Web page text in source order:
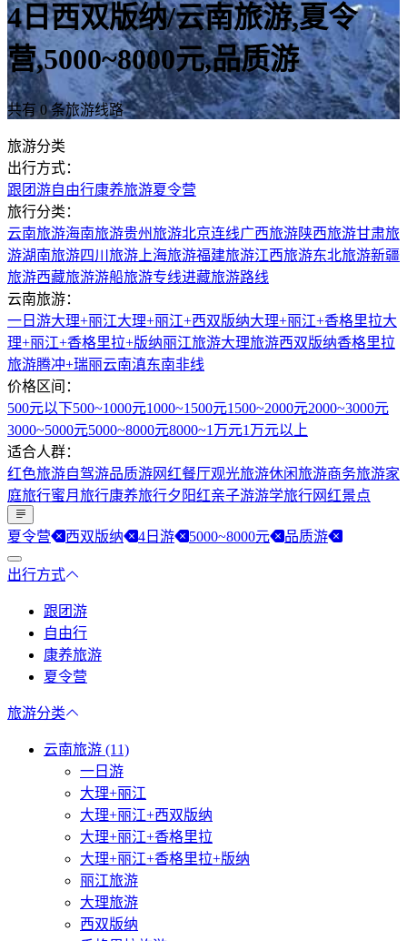
4日西双版纳/云南旅游,夏令
营,5000~8000元,品质游
共有 0 条旅游线路
旅游分类
出行方式：
跟团游自由行康养旅游夏令营
旅行分类：
云南旅游海南旅游贵州旅游北京连线广西旅游陕西旅游甘肃旅
游湖南旅游四川旅游 上海旅游福建旅游江西旅游东北旅游新疆
旅游西藏旅游游船旅游专线进藏旅游路线
云南旅游：
一日游大理+丽江大理+丽江+西双版纳大理+丽江+香格里拉大
理+丽江+香格里拉+版纳丽江旅游大理旅游西双版纳香格里拉
旅游腾冲+瑞丽云南滇东南非线
价格区间：
500元以下500~1000元1000~1500元1500~2000元2000~3000元
3000~5000元5000~8000元8000~1万元1万元以上
适合人群：
红色旅游自驾游品质游网红餐厅观光旅游休闲旅游商务旅游家
庭旅行蜜月旅行康养旅行夕阳红亲子游游学旅行网红景点
夏令营 西双版纳 4日游 5000~8000元 品质游
出行方式
跟团游
自由行
康养旅游
夏令营
旅游分类
云南旅游 (11)
一日游
大理+丽江
大理+丽江+西双版纳
大理+丽江+香格里拉
大理+丽江+香格里拉+版纳
丽江旅游
大理旅游
西双版纳